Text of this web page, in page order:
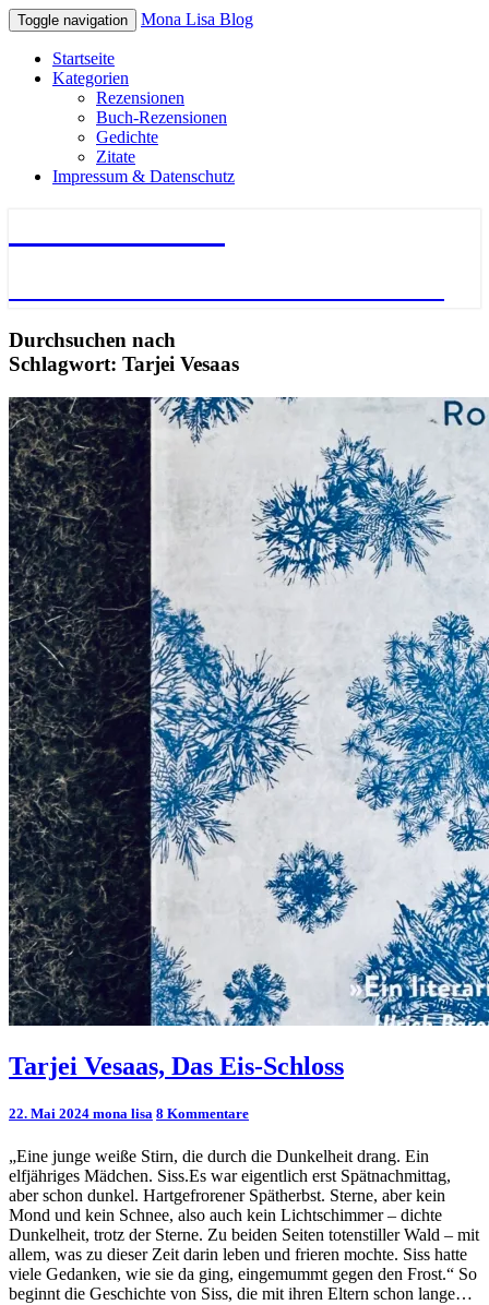
Toggle navigation Mona Lisa Blog
Startseite
Kategorien
Rezensionen
Buch-Rezensionen
Gedichte
Zitate
Impressum & Datenschutz
Durchsuchen nach
Schlagwort: Tarjei Vesaas
Tarjei
Vesaas,
Eis-
Tarjei Vesaas, Das Eis-Schloss
22. Mai 2024 mona lisa Kommentare
8 Kommentare
„Eine junge weiße Stirn, die durch die Dunkelheit drang. Ein
elfjähriges Mädchen. Siss.Es war eigentlich erst Spätnachmittag,
aber schon dunkel. Hartgefrorener Spätherbst. Sterne, aber kein
Mond und kein Schnee, also auch kein Lichtschimmer – dichte
Dunkelheit, trotz der Sterne. Zu beiden Seiten totenstiller Wald – mit
allem, was zu dieser Zeit darin leben und frieren mochte. Siss hatte
viele Gedanken, wie sie da ging, eingemummt gegen den Frost.“ So
beginnt die Geschichte von Siss, die mit ihren Eltern schon lange…